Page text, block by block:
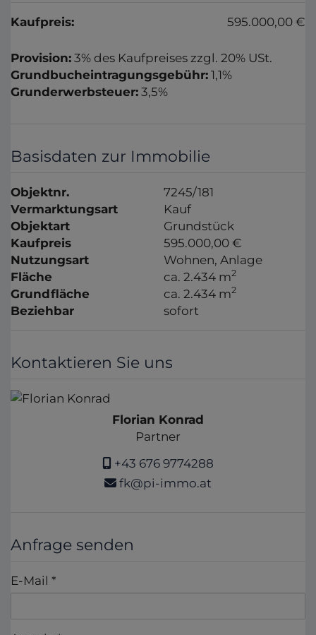
Kaufpreis: 595.000,00 €
Provision: 3% des Kaufpreises zzgl. 20% USt.
Grundbucheintragungsgebühr: 1,1%
Grunderwerbsteuer: 3,5%
Basisdaten zur Immobilie
Objektnr.
7245/181
Vermarktungsart
Kauf
Objektart
Grundstück
Kaufpreis
595.000,00 €
Nutzungsart
Wohnen Anlage
Fläche
ca. 2.434 m2
Grundfläche ca. 2.434 m2
Beziehbar sofort
Kontaktieren Sie uns
Florian Konrad
Partner
+43 676 9774288
fk@pi-immo.at
Anfrage senden
E-Mail